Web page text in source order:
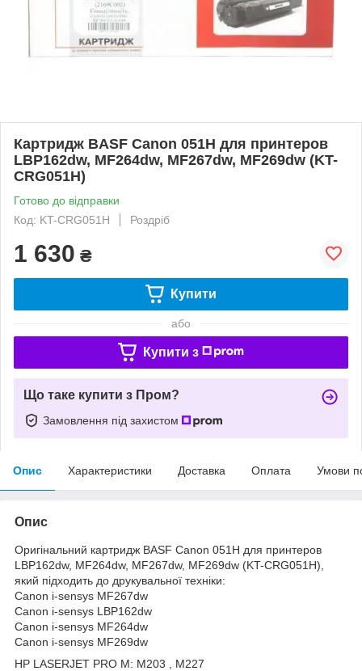
Картридж BASF Canon 051H для принтеров
LBP162dw, MF264dw, MF267dw, MF269dw (KT-
CRG051H)
Готово до відправки
Код: KT-CRG051H
Роздріб
1 630 ₴
Купити
або
Купити з
Що таке купити з Пром?
Замовлення під захистом
Опис Характеристики Доставка Оплата Умови
Опис
Оригінальний картридж BASF Canon 051H для принтеров
LBP162dw, MF264dw, MF267dw, MF269dw (KT-CRG051H),
який підходить до друкувальної техніки:
Canon i-sensys MF267dw
Сanon i-sensys LBP162dw
Сanon i-sensys MF264dw
Сanon i-sensys MF269dw
HP LASERJET PRO M: M203 , M227